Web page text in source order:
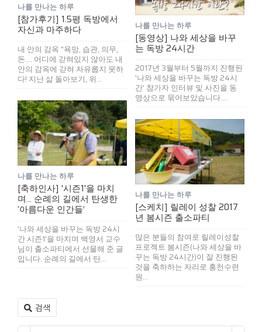
나를 만나는 하루
[참가후기] 1.5평 독방에서
자신과 마주하다
내 안의 감옥 "욕망, 습관, 의무,
돈.... 어디에 갇혀있지 않아도 내
안의 감옥에 갇혀 자유롭지 못하
다! 지난 삶 돌아보기, 위...
나를 만나는 하루
[동영상] 나와 세상을 바꾸
는 독방 24시간
2017년 3월부터 5월까지 진행된
'나와 세상을 바꾸는 독방 24시
간' 참가자 인터뷰 및 사진을 동
영상으로 묶어보았습니다....
나를 만나는 하루
[축하인사] '시즌1'을 마치
며... 순례의 길에서 탄생한
‘아름다운 인간들’
'나와 세상을 바꾸는 독방 24시
간 시즌1'을 마치며 백영서 교수
님이 출소파티에서 선물해 준 글
입니다. 순례의 길에서 탄...
나를 만나는 하루
[스케치] 릴레이 성찰 2017
년 봄시즌 출소파티
많은 분들의 참여로 릴레이성찰
프로젝트 봄시즌(나와 세상을 바
꾸는 독방 24시간)이 잘 진행된
것을 축하하는 자리로 홍천수련
원...
검색